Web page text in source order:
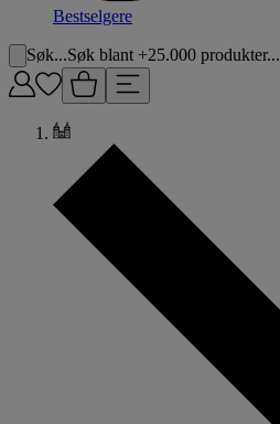
Bestselgere
Søk...Søk blant +25.000 produkter...